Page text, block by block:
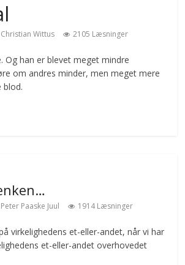
Christian Wittus 2105 Læsninger
Og han er blevet meget mindre
om andres minder, men meget mere
blod.
Peter Paaske Juul 1914 Læsninger
virkelighedens et-eller-andet, når vi har
et-eller-andet overhovedet